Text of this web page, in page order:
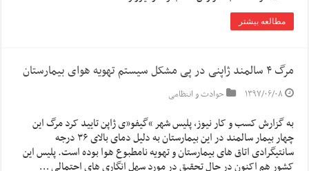
مطالعه بیشتر
مرگ ۴ سالمند ژاپنی در پی مشکل سیستم تهویه هوای بیمارستان
۱۳۹۷/۰۶/۰۸ حوادث و انتظامی
به گزارش کسب و کار نیوز، پلیس شهر “گیفو”ی ژاپن تایید کرد مرگ این
چهار بیمار سالمند در این بیمارستان به دلیل دمای بالای ۳۶ درجه
سانتیگرادی اتاق های بیمارستان و تهویه نامطبوع هوا بوده است. پلیس این
کشور هم اکنون در حال تحقیق در مورد سهل انگاری های احتمالی …